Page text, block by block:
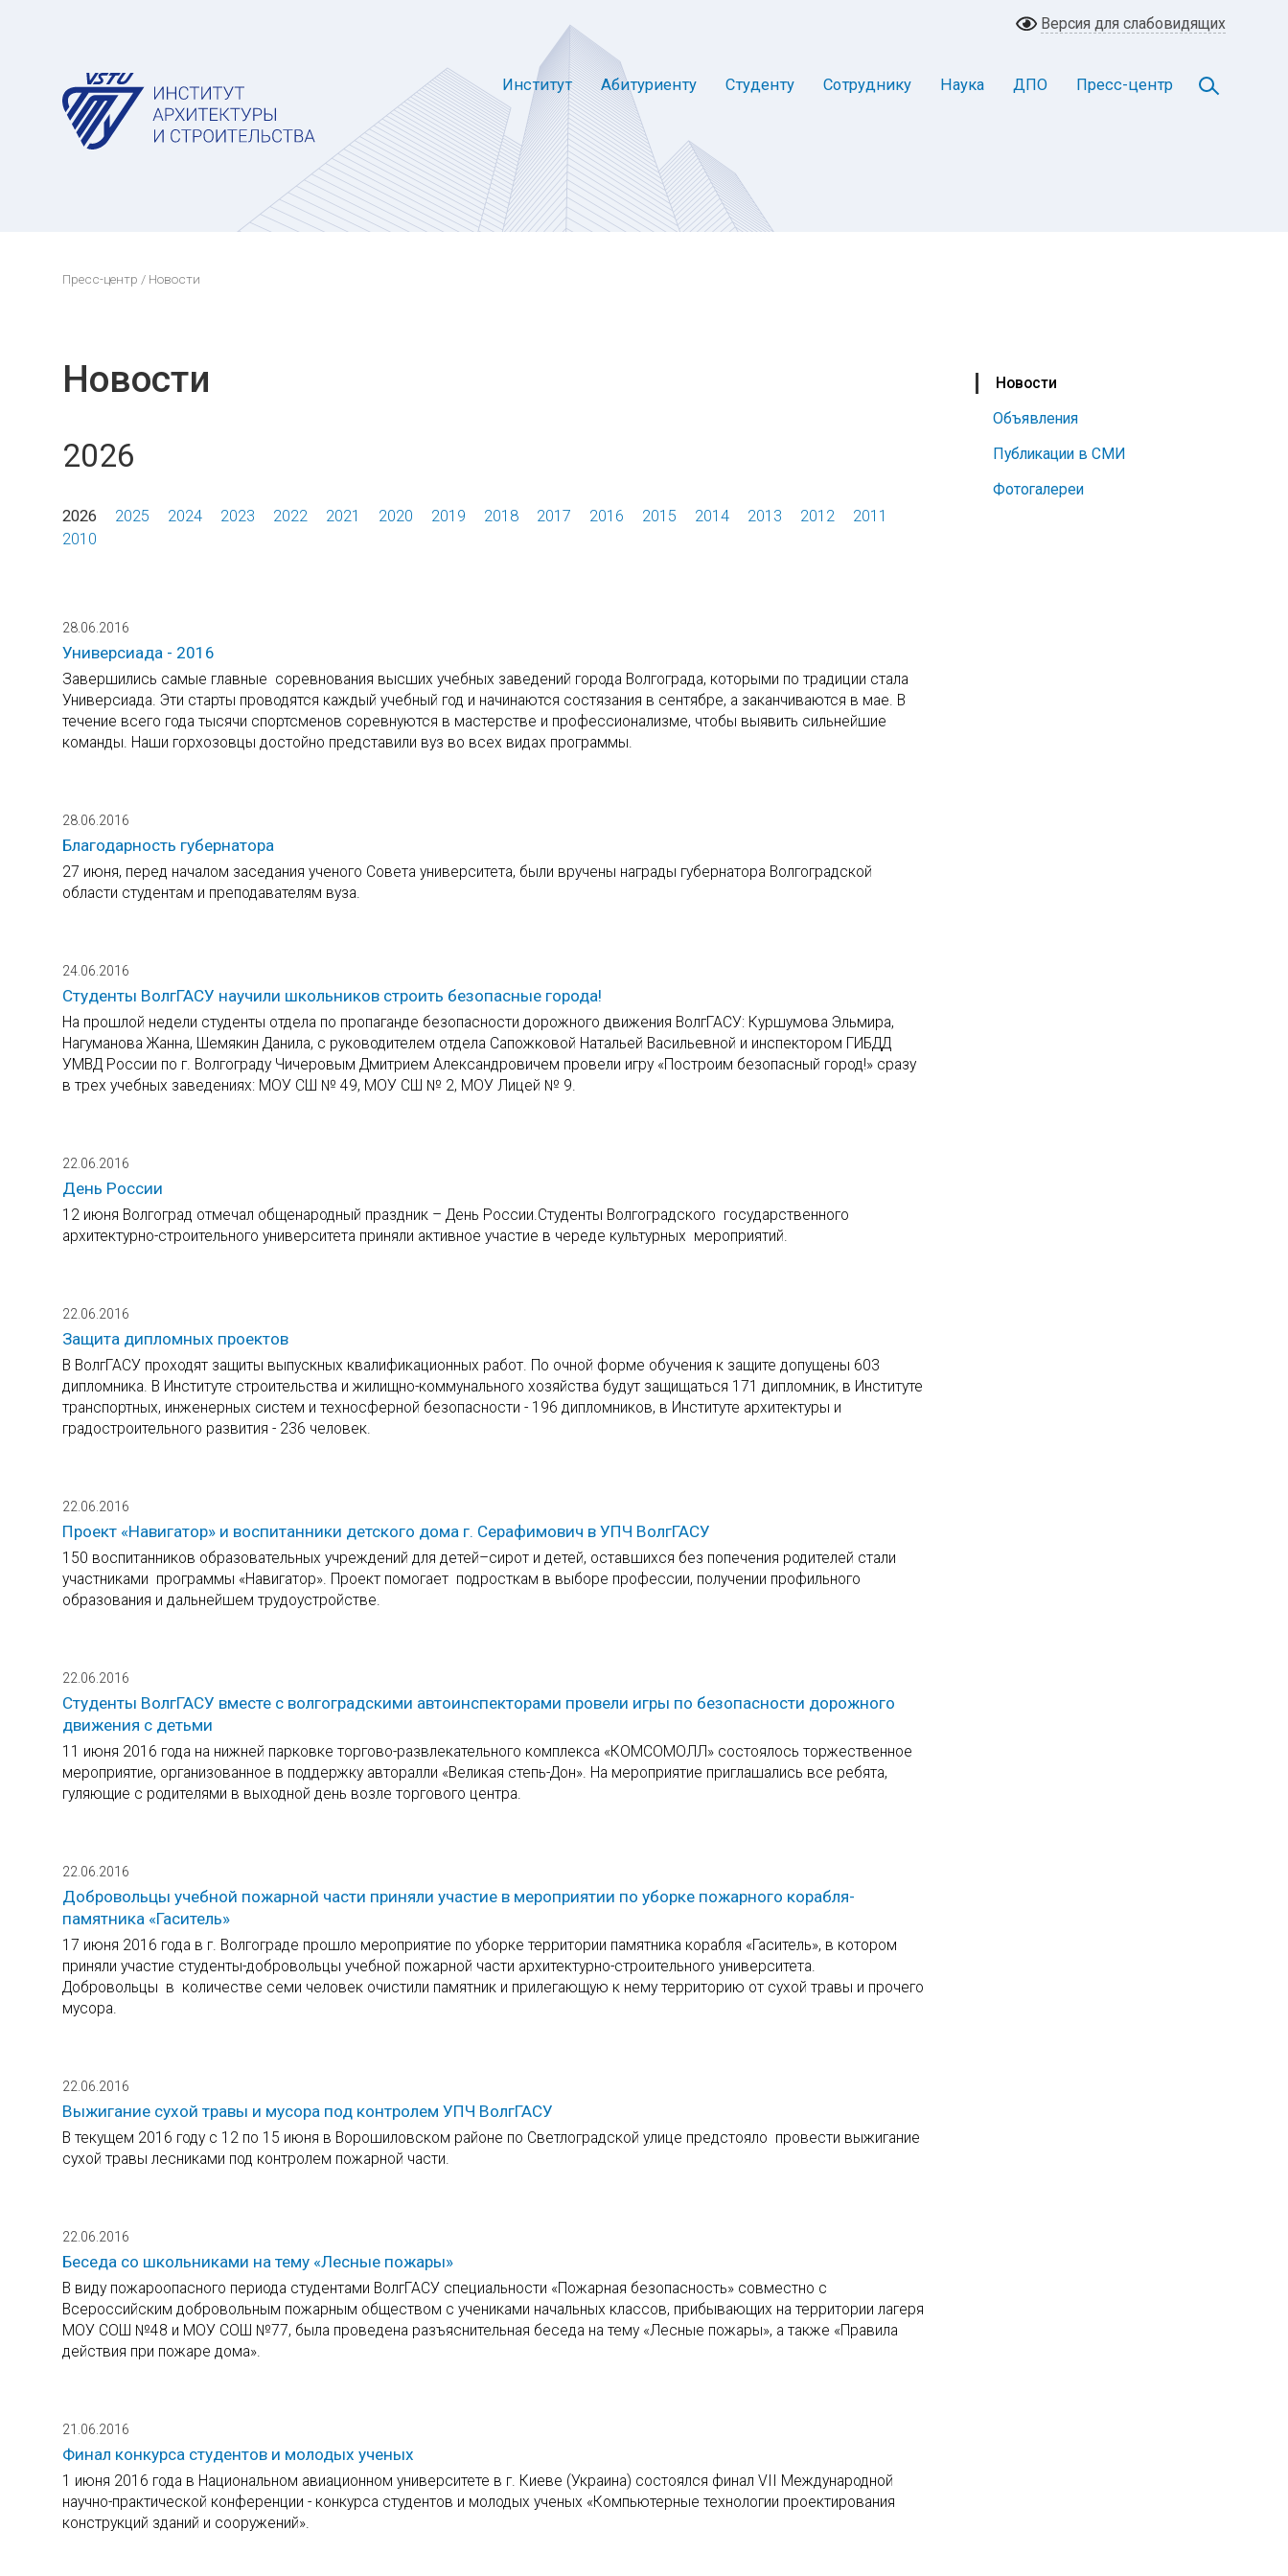
Версия для слабовидящих
Институт Абитуриенту Студенту Сотруднику Наука ДПО Пресс-центр
Пресс-центр / Новости
Новости
Объявления
Публикации в СМИ
Фотогалереи
Новости
2026
2026 2025 2024 2023 2022 2021 2020 2019 2018 2017 2016 2015 2014 2013 2012
2011
2010
28.06.2016
Универсиада - 2016
Завершились самые главные соревнования высших учебных заведений города Волгограда, которыми по традиции стала
Универсиада. Эти старты проводятся каждый учебный год и начинаются состязания в сентябре, а заканчиваются в мае. В
течение всего года тысячи спортсменов соревнуются в мастерстве и профессионализме, чтобы выявить сильнейшие
команды. Наши горхозовцы достойно представили вуз во всех видах программы.
28.06.2016
Благодарность губернатора
27 июня, перед началом заседания ученого Совета университета, были вручены награды губернатора Волгоградской
области студентам и преподавателям вуза.
24.06.2016
Студенты ВолгГАСУ научили школьников строить безопасные города!
На прошлой недели студенты отдела по пропаганде безопасности дорожного движения ВолгГАСУ: Куршумова Эльмира,
Нагуманова Жанна, Шемякин Данила, с руководителем отдела Сапожковой Натальей Васильевной и инспектором ГИБДД
УМВД России по г. Волгограду Чичеровым Дмитрием Александровичем провели игру «Построим безопасный город!» сразу
в трех учебных заведениях: МОУ СШ № 49, МОУ СШ № 2, МОУ Лицей № 9.
22.06.2016
День России
12 июня Волгоград отмечал общенародный праздник – День России.Студенты Волгоградского государственного
архитектурно-строительного университета приняли активное участие в череде культурных мероприятий.
22.06.2016
Защита дипломных проектов
В ВолгГАСУ проходят защиты выпускных квалификационных работ. По очной форме обучения к защите допущены 603
дипломника. В Институте строительства и жилищно-коммунального хозяйства будут защищаться 171 дипломник, в Институте
транспортных, инженерных систем и техносферной безопасности - 196 дипломников, в Институте архитектуры и
градостроительного развития - 236 человек.
22.06.2016
Проект «Навигатор» и воспитанники детского дома г. Серафимович в УПЧ ВолгГАСУ
150 воспитанников образовательных учреждений для детей–сирот и детей, оставшихся без попечения родителей стали
участниками программы «Навигатор». Проект помогает подросткам в выборе профессии, получении профильного
образования и дальнейшем трудоустройстве.
22.06.2016
Студенты ВолгГАСУ вместе с волгоградскими автоинспекторами провели игры по безопасности дорожного
движения с детьми
11 июня 2016 года на нижней парковке торгово-развлекательного комплекса «КОМСОМОЛЛ» состоялось торжественное
мероприятие, организованное в поддержку авторалли «Великая степь-Дон». На мероприятие приглашались все ребята,
гуляющие с родителями в выходной день возле торгового центра.
22.06.2016
Добровольцы учебной пожарной части приняли участие в мероприятии по уборке пожарного корабля-
памятника «Гаситель»
17 июня 2016 года в г. Волгограде прошло мероприятие по уборке территории памятника корабля «Гаситель», в котором
приняли участие студенты-добровольцы учебной пожарной части архитектурно-строительного университета.
Добровольцы в количестве семи человек очистили памятник и прилегающую к нему территорию от сухой травы и прочего
мусора.
22.06.2016
Выжигание сухой травы и мусора под контролем УПЧ ВолгГАСУ
В текущем 2016 году с 12 по 15 июня в Ворошиловском районе по Светлоградской улице предстояло провести выжигание
сухой травы лесниками под контролем пожарной части.
22.06.2016
Беседа со школьниками на тему «Лесные пожары»
В виду пожароопасного периода студентами ВолгГАСУ специальности «Пожарная безопасность» совместно с
Всероссийским добровольным пожарным обществом с учениками начальных классов, прибывающих на территории лагеря
МОУ СОШ №48 и МОУ СОШ №77, была проведена разъяснительная беседа на тему «Лесные пожары», а также «Правила
действия при пожаре дома».
21.06.2016
Финал конкурса студентов и молодых ученых
1 июня 2016 года в Национальном авиационном университете в г. Киеве (Украина) состоялся финал VII Международной
научно-практической конференции - конкурса студентов и молодых ученых «Компьютерные технологии проектирования
конструкций зданий и сооружений».